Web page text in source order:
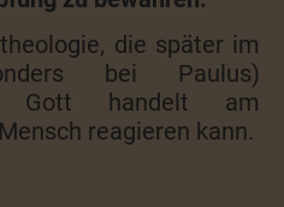
die später im
bei Paulus)
Gott handelt am
reagieren kann.